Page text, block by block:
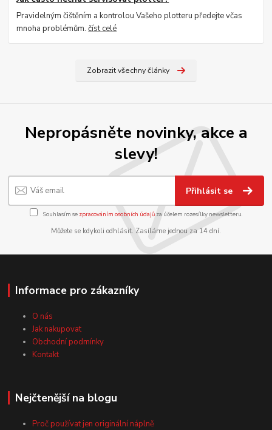
Pravidelným čištěním a kontrolou Vašeho plotteru předejte včas
mnoha problémům.číst celé
Zobrazit všechny články
Nepropásněte novinky, akce a
slevy!
Přihlásit se
Souhlasím se zpracováním osobních údajůza účelem rozesílky newsletteru.
Můžete se kdykoli odhlásit. Zasíláme jednou za 14 dní.
Informace pro zákazníky
O nás
Jak nakupovat
Obchodní podmínky
Kontakt
Nejčtenější na blogu
Proč používat jen originální náplně